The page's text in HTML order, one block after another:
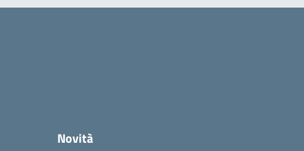
Novità